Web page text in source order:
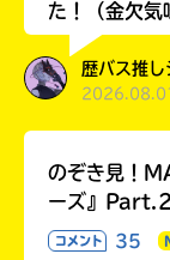
た！（金欠気
歴バス推
のぞき見！
ーズ』Part.2
コメント 35